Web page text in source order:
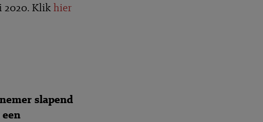
2020. Klikhier
slapend